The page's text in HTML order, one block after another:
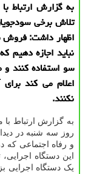
به گزارش ارتباط
تلاش برخی
اظهار داشت: فروش
نباید اجازه دهیم
سو استفاده كنند
اعلام می كند
نكنند.
به گزارش ارتباط
روز سه شنبه در
و رفاه اجتماعی که
این دستگاه
یک دستگاه اجرایی